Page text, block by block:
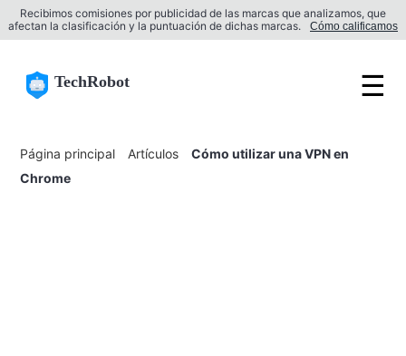
Recibimos comisiones por publicidad de las marcas que analizamos, que
afectan la clasificación y la puntuación de dichas marcas.
Cómo calificamos
TechRobot ☰
Página principal Artículos
Cómo utilizar una VPN en
Chrome